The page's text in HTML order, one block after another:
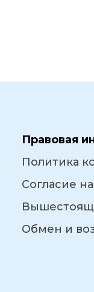
Правовая
Политика
Согласие
Обмен и